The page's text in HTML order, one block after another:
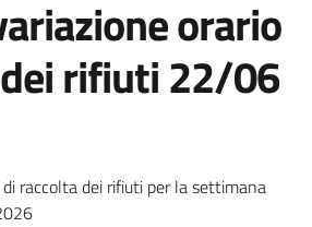
orario
rifiuti 22/06
notizia
raccolta dei rifiuti per la settimana